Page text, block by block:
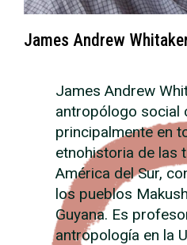
James Andrew
James Andrew
antropólogo social
principalmente en
etnohistoria de las
América del Sur,
los pueblos
Guyana. Es
antropología en la